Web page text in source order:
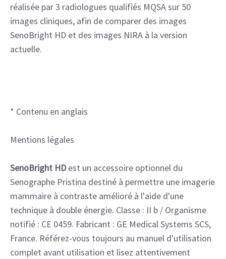
réalisée par 3 radiologues qualifiés MQSA sur 50
images cliniques, afin de comparer des images
SenoBright HD et des images NIRA à la version
actuelle.
* Contenu en anglais
Mentions légales
SenoBright HDest un accessoire optionnel du
Senographe Pristina destiné à permettre une imagerie
mammaire à contraste amélioré à l'aide d'une
technique à double énergie. Classe : II b / Organisme
notifié : CE 0459. Fabricant : GE Medical Systems SCS,
France. Référez-vous toujours au manuel d'utilisation
complet avant utilisation et lisez attentivement